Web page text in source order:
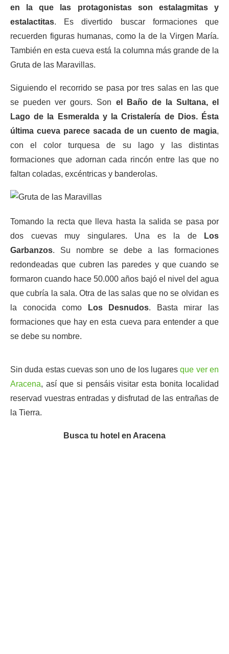
en la que las protagonistas son estalagmitas y
estalactitas. Es divertido buscar formaciones que
recuerden figuras humanas, como la de la Virgen María.
También en esta cueva está la columna más grande de la
Gruta de las Maravillas.
Siguiendo el recorrido se pasa por tres salas en las que
se pueden ver gours. Son el Baño de la Sultana, el
Lago de la Esmeralda y la Cristalería de Dios. Ésta
última cueva parece sacada de un cuento de magia,
con el color turquesa de su lago y las distintas
formaciones que adornan cada rincón entre las que no
faltan coladas, excéntricas y banderolas.
Tomando la recta que lleva hasta la salida se pasa por
dos cuevas muy singulares. Una es la de
Los
Garbanzos. Su nombre se debe a las formaciones
redondeadas que cubren las paredes y que cuando se
formaron cuando hace 50.000 años bajó el nivel del agua
que cubría la sala. Otra de las salas que no se olvidan es
la conocida como
Los Desnudos. Basta mirar las
formaciones que hay en esta cueva para entender a que
se debe su nombre.
Sin duda estas cuevas son uno de los lugaresque ver en
Aracena, así que si pensáis visitar esta bonita localidad
reservad vuestras entradas y disfrutad de las entrañas de
la Tierra.
Busca tu hotel en Aracena